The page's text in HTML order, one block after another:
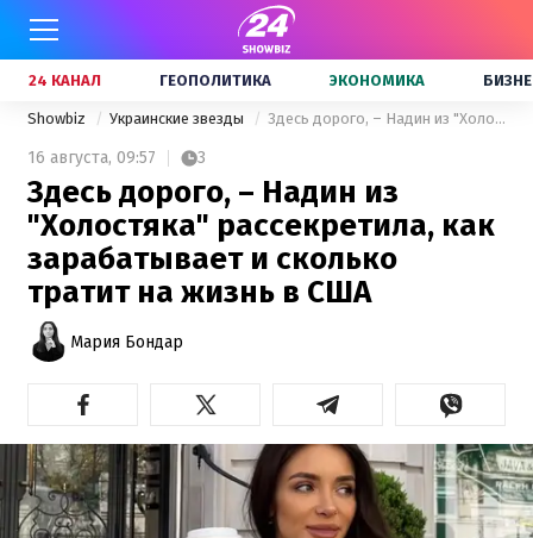
24 КАНАЛ ГЕОПОЛИТИКА ЭКОНОМИКА
Showbiz Украинские звезды Здесь дорого, – Надин из "Холостяка" рассекретила, как зарабатывает и сколько тратит на жизнь в США
16 августа, 09:57 3
Здесь дорого, – Надин из
"Холостяка" рассекретила, как
зарабатывает и сколько
тратит на жизнь в США
Мария Бондар